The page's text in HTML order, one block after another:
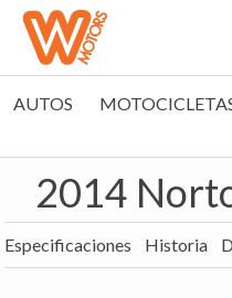
AUTOS
2014
Especificaciones Historia